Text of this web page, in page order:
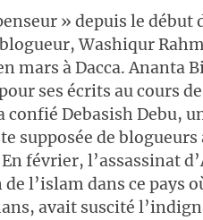
» depuis le début
Washiqur
mars à Dacca. Ananta
ses écrits au cours
Debasish Debu,
supposée de blogueurs
février, l’assassinat
l’islam dans ce pays
avait suscité